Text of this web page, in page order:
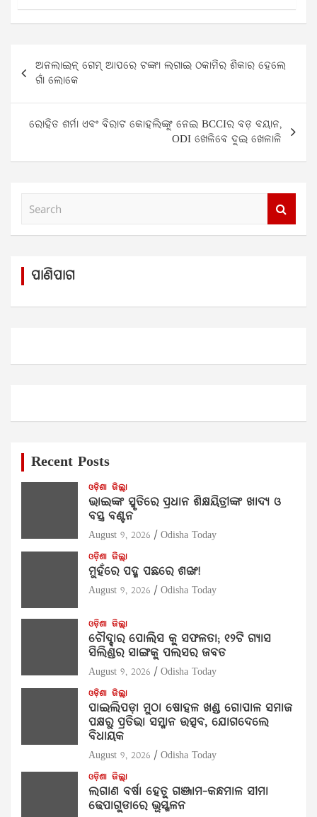
Post
navigation
ଅନଲାଇନ୍ ଗେମ୍ ଆପରେ ଟଙ୍କା ଲଗାଇ ଠକାମିର ଶିକାର ହେଲେ
ଗାଁ ଲୋକେ
ରୋହିତ ଶର୍ମା ଏବଂ ବିରାଟ କୋହଲିଙ୍କୁ ନେଇ BCCIର ବଡ଼ ବୟାନ,
ODI ଖେଳିବେ ଦୁଇ ଖେଳାଳି
ପାଣିପାଗ
Recent Posts
ଓଡ଼ିଶା ଜିଲ୍ଲା
ଭାଇଙ୍କ ସ୍ମୃତିରେ ପ୍ରଧାନ ଶିକ୍ଷୟିତ୍ରୀଙ୍କ ଖାଦ୍ୟ ଓ
ବସ୍ତ୍ର ବଣ୍ଟନ
August 9, 2026 Odisha Today
ଓଡ଼ିଶା ଜିଲ୍ଲା
ମୁହଁରେ ପଦ୍ମ ପଛରେ ଶଙ୍ଖ!
August 9, 2026 Odisha Today
ଓଡ଼ିଶା ଜିଲ୍ଲା
ଚୌଦ୍ଵାର ପୋଲିସ କୁ ସଫଳତା; ୧୨ଟି ଗ୍ୟାସ
ସିଲିଣ୍ଡର ସାଙ୍ଗକୁ ପଲସର ଜବତ
August 9, 2026 Odisha Today
ଓଡ଼ିଶା ଜିଲ୍ଲା
ପାଇଲିପଡ଼ା ମୁଠା ଷୋହଳ ଖଣ୍ଡ ଗୋପାଳ ସମାଜ
ପକ୍ଷରୁ ପ୍ରତିଭା ସମ୍ମାନ ଉତ୍ସବ, ଯୋଗଦେଲେ
ବିଧାୟକ
August 9, 2026 Odisha Today
ଓଡ଼ିଶା ଜିଲ୍ଲା
ଲଗାଣ ବର୍ଷା ହେତୁ ଗଞ୍ଜାମ-କନ୍ଧମାଳ ସୀମା
ଢେପାଗୁଡାରେ ଭୂସ୍ଖଳନ